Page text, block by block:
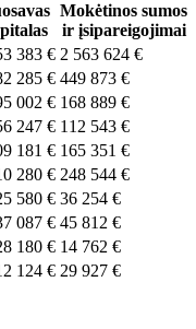
Mokėtinos sumos
ir įsipareigojimai
383 € 2 563 624 €
285 € 449 873 €
002 € 168 889 €
247 € 112 543 €
181 € 165 351 €
280 € 248 544 €
580 € 36 254 €
087 € 45 812 €
180 € 14 762 €
124 € 29 927 €